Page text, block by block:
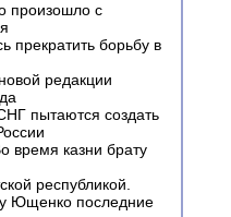
произошло с
прекратить борьбу в
редакции
пытаются создать
время казни брату
республикой.
Ющенко последние